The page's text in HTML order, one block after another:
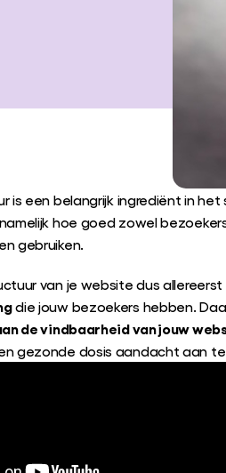
is een belangrijk ingrediënt in
hoe goed zowel
gebruiken.
van je website dus
die jouw bezoekers hebben.
de vindbaarheid van jouw
gezonde dosis aandacht aan